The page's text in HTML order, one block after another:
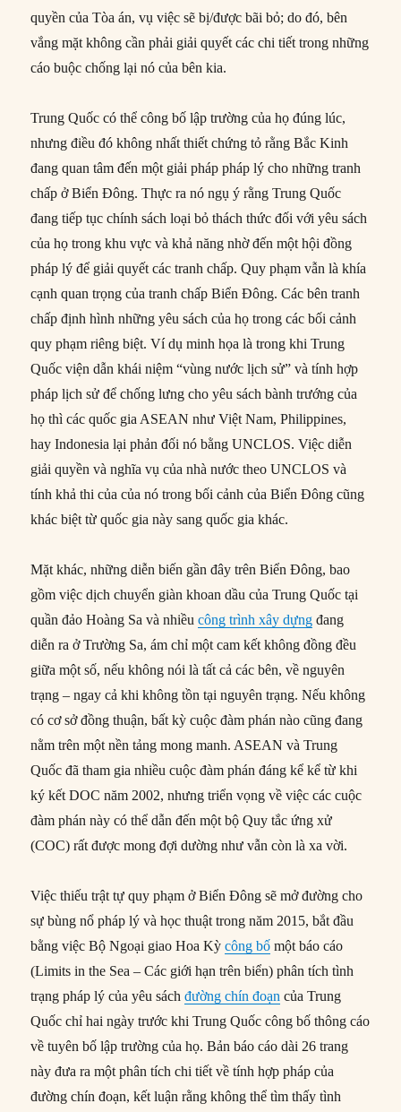
quyền của Tòa án, vụ việc sẽ bị/được bãi bỏ; do đó, bên
vắng mặt không cần phải giải quyết các chi tiết trong những
cáo buộc chống lại nó của bên kia.
Trung Quốc có thể công bố lập trường của họ đúng lúc,
nhưng điều đó không nhất thiết chứng tỏ rằng Bắc Kinh
đang quan tâm đến một giải pháp pháp lý cho những tranh
chấp ở Biển Đông. Thực ra nó ngụ ý rằng Trung Quốc
đang tiếp tục chính sách loại bỏ thách thức đối với yêu sách
của họ trong khu vực và khả năng nhờ đến một hội đồng
pháp lý để giải quyết các tranh chấp. Quy phạm vẫn là khía
cạnh quan trọng của tranh chấp Biển Đông. Các bên tranh
chấp định hình những yêu sách của họ trong các bối cảnh
quy phạm riêng biệt. Ví dụ minh họa là trong khi Trung
Quốc viện dẫn khái niệm “vùng nước lịch sử” và tính hợp
pháp lịch sử để chống lưng cho yêu sách bành trướng của
họ thì các quốc gia ASEAN như Việt Nam, Philippines,
hay Indonesia lại phản đối nó bằng UNCLOS. Việc diễn
giải quyền và nghĩa vụ của nhà nước theo UNCLOS và
tính khả thi của của nó trong bối cảnh của Biển Đông cũng
khác biệt từ quốc gia này sang quốc gia khác.
Mặt khác, những diễn biến gần đây trên Biển Đông, bao
gồm việc dịch chuyển giàn khoan dầu của Trung Quốc tại
quần đảo Hoàng Sa và nhiềucông trình xây dựng đang
diễn ra ở Trường Sa, ám chỉ một cam kết không đồng đều
giữa một số, nếu không nói là tất cả các bên, về nguyên
trạng – ngay cả khi không tồn tại nguyên trạng. Nếu không
có cơ sở đồng thuận, bất kỳ cuộc đàm phán nào cũng đang
nằm trên một nền tảng mong manh. ASEAN và Trung
Quốc đã tham gia nhiều cuộc đàm phán đáng kể kể từ khi
ký kết DOC năm 2002, nhưng triển vọng về việc các cuộc
đàm phán này có thể dẫn đến một bộ Quy tắc ứng xử
(COC) rất được mong đợi dường như vẫn còn là xa vời.
Việc thiếu trật tự quy phạm ở Biển Đông sẽ mở đường cho
sự bùng nổ pháp lý và học thuật trong năm 2015, bắt đầu
bằng việc Bộ Ngoại giao Hoa Kỳcông bố một báo cáo
(Limits in the Sea – Các giới hạn trên biển) phân tích tình
trạng pháp lý của yêu sáchđường chín đoạn của Trung
Quốc chỉ hai ngày trước khi Trung Quốc công bố thông cáo
về tuyên bố lập trường của họ. Bản báo cáo dài 26 trang
này đưa ra một phân tích chi tiết về tính hợp pháp của
đường chín đoạn, kết luận rằng không thể tìm thấy tình